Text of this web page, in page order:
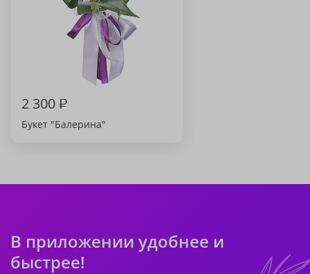
2 300₽
Букет "Балерина"
В приложении удобнее и
быстрее!